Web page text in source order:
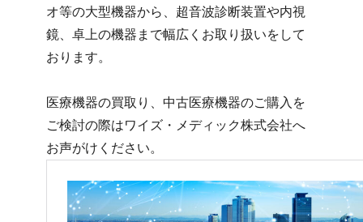
オ等の大型機器から、超音波診断装置や内視
鏡、卓上の機器まで幅広くお取り扱いをして
おります。
医療機器の買取り、中古医療機器のご購入を
ご検討の際はワイズ・メディック株式会社へ
お声がけください。